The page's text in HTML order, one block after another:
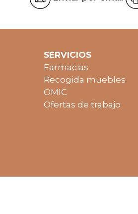
SERVICIOS
Farmacias
Recogida muebles
OMIC
Ofertas de trabajo